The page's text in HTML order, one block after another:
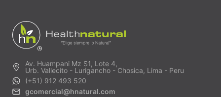
Av. Huampani Mz S1, Lote 4,
Urb. Vallecito - Lurigancho - Chosica, Lima - Peru
(+51) 912 493 520
gcomercial@hnatural.com